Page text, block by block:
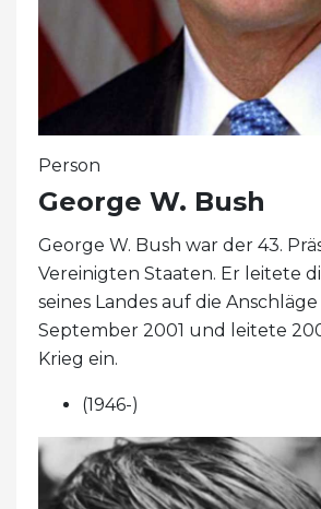
Person
George W. Bush
George W. Bush war der 43.
Vereinigten Staaten. Er leitete
seines Landes auf die Anschläge
September 2001 und leitete
Krieg ein.
(1946-)